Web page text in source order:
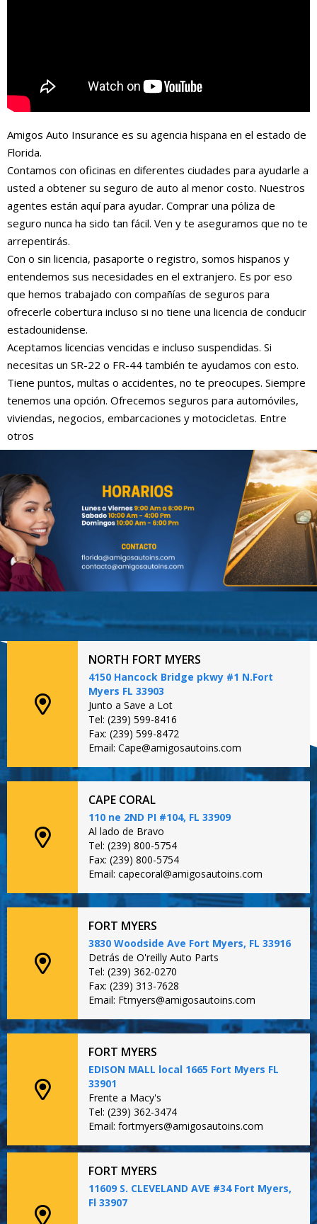
Amigos Auto Insurance es su agencia hispana en el estado de
Florida.
Contamos con oficinas en diferentes ciudades para ayudarle a
usted a obtener su seguro de auto al menor costo. Nuestros
agentes están aquí para ayudar. Comprar una póliza de
seguro nunca ha sido tan fácil. Ven y te aseguramos que no te
arrepentirás.
Con o sin licencia, pasaporte o registro, somos hispanos y
entendemos sus necesidades en el extranjero. Es por eso
que hemos trabajado con compañías de seguros para
ofrecerle cobertura incluso si no tiene una licencia de conducir
estadounidense.
Aceptamos licencias vencidas e incluso suspendidas. Si
necesitas un SR-22 o FR-44 también te ayudamos con esto.
Tiene puntos, multas o accidentes, no te preocupes. Siempre
tenemos una opción. Ofrecemos seguros para automóviles,
viviendas, negocios, embarcaciones y motocicletas. Entre
otros
NORTH FORT MYERS
4150 Hancock Bridge pkwy #1 N.Fort
Myers FL 33903
Junto a Save a Lot
Tel: (239) 599-8416
Fax: (239) 599-8472
Email: Cape@amigosautoins.com
CAPE CORAL
110 ne 2ND PI #104, FL 33909
Al lado de Bravo
Tel: (239) 800-5754
Fax: (239) 800-5754
Email: capecoral@amigosautoins.com
FORT MYERS
3830 Woodside Ave Fort Myers, FL 33916
Detrás de O'reilly Auto Parts
Tel: (239) 362-0270
Fax: (239) 313-7628
Email: Ftmyers@amigosautoins.com
FORT MYERS
EDISON MALL local 1665 Fort Myers FL
33901
Frente a Macy's
Tel: (239) 362-3474
Email: fortmyers@amigosautoins.com
FORT MYERS
11609 S. CLEVELAND AVE #34 Fort Myers,
Fl 33907